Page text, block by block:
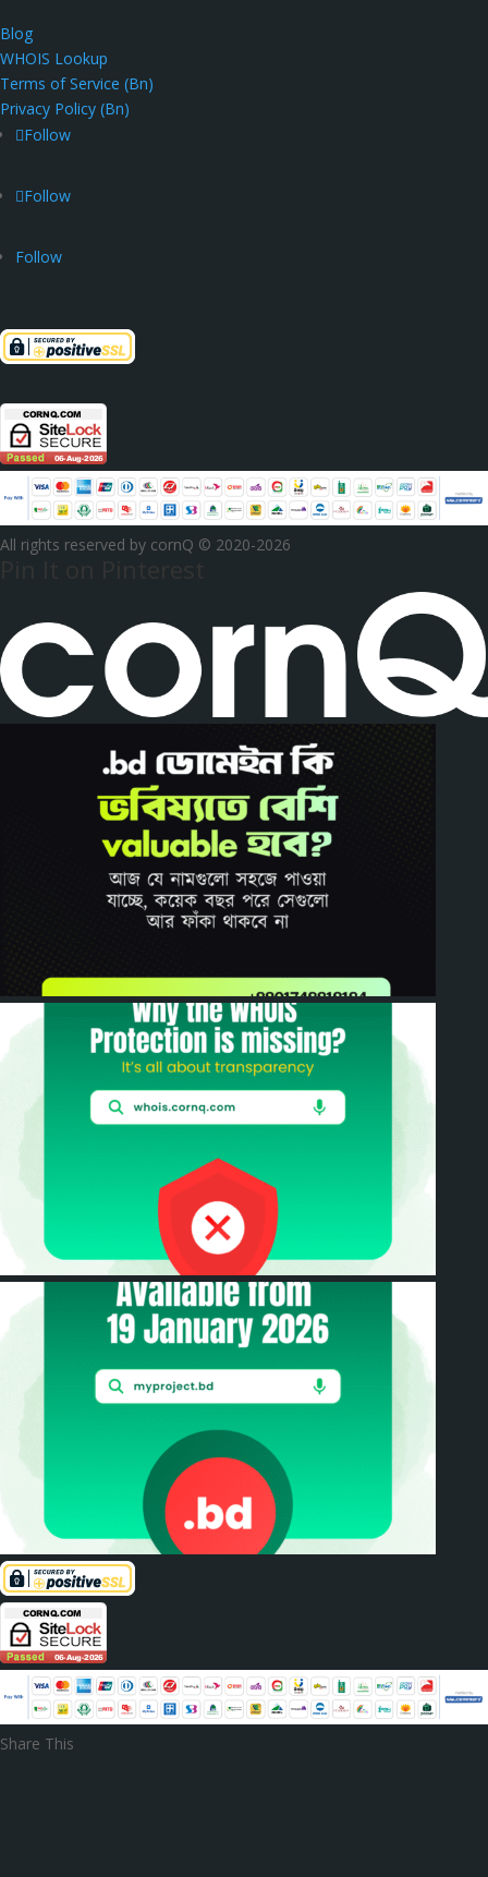
Blog
WHOIS Lookup
Terms of Service (Bn)
Privacy Policy (Bn)
Follow
Follow
Follow
All rights reserved by cornQ © 2020-2026
Share This